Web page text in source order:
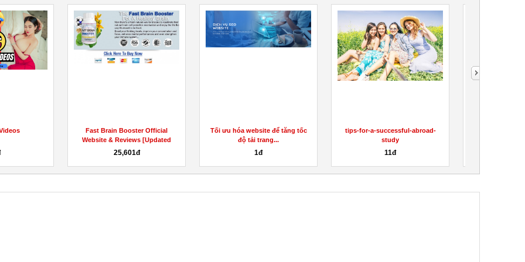
Fast Brain Booster Official
Website & Reviews [Updated
2023]
25,601đ
Tối ưu hóa website để tăng tốc
độ tải trang...
1đ
tips-for-a-successful-abroad-
study
11đ